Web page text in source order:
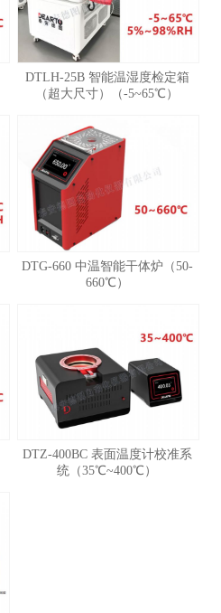
DTLH-25B 智能温湿度检定箱
（超大尺寸）（-5~65℃）
DTG-660 中温智能干体炉（50-
660℃）
DTZ-400BC 表面温度计校准系
统（35℃~400℃）